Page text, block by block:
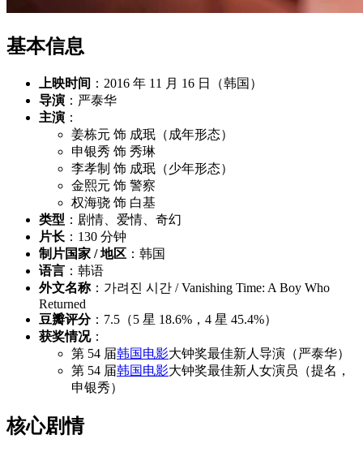
基本信息
上映时间 ：2016 年 11 月 16 日（韩国）
导演 ：严泰华
主演 ：
姜栋元 饰 成珉（成年形态）
申银秀 饰 秀琳
李孝制 饰 成珉（少年形态）
金熙元 饰 警察
权海骁 饰 白基
类型 ：剧情、爱情、奇幻
片长 ：130 分钟
制片国家 / 地区 ：韩国
语言 ：韩语
外文名称：가려진 시간 / Vanishing Time: A Boy Who
Returned
豆瓣评分：7.5（5 星 18.6%，4 星 45.4%）
获奖情况：
第 54 届韩国电影大钟奖最佳新人导演（严泰华）
第 54 届韩国电影大钟奖最佳新人女演员（提名，
申银秀）
核心剧情